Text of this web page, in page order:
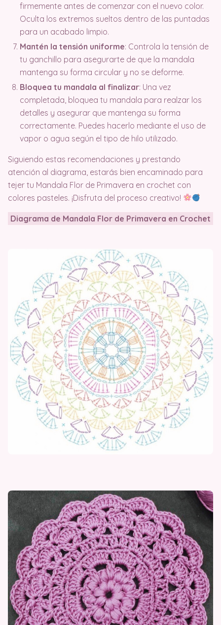
firmemente antes de comenzar con el nuevo color.
Oculta los extremos sueltos dentro de las puntadas
para un acabado limpio.
Mantén la tensión uniforme: Controla la tensión de
tu ganchillo para asegurarte de que la mandala
mantenga su forma circular y no se deforme.
Bloquea tu mandala al finalizar: Una vez
completada, bloquea tu mandala para realzar los
detalles y asegurar que mantenga su forma
correctamente. Puedes hacerlo mediante el uso de
vapor o agua según el tipo de hilo utilizado.
Siguiendo estas recomendaciones y prestando
atención al diagrama, estarás bien encaminado para
tejer tu Mandala Flor de Primavera en crochet con
colores pasteles. ¡Disfruta del proceso creativo!
Diagrama de Mandala Flor de Primavera en Crochet